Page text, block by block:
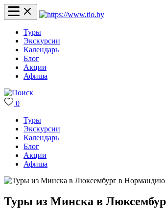
Туры
Экскурсии
Календарь
Блог
Акции
Афиша
0
Туры
Экскурсии
Календарь
Блог
Акции
Афиша
Туры из Минска в